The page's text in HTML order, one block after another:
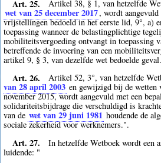
Art. 25. Artikel 38, § 1, van hetzelfde
wet van 25 december 2017, wordt
vrijstellingen bedoeld in het eerste lid, 9°, a)
toepassing wanneer de belastingplichtige
mobiliteitsvergoeding ontvangt in toepassing
betreffende de invoering van een
artikel 9, § 3, van dezelfde wet bedoelde
Art. 26. Artikel 52, 3°, van hetzelfde
van 28 april 2003 en gewijzigd bij de wetten
november 2015, wordt aangevuld met een
solidariteitsbijdrage die verschuldigd is
van de wet van 29 juni 1981 houdende de
sociale zekerheid voor werknemers.".
Art. 27.
In hetzelfde Wetboek wordt een
luidende: "